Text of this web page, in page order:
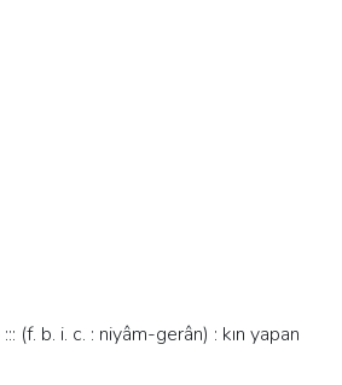
::: (f. b. i. c. : niyâm-gerân) : kın yapan